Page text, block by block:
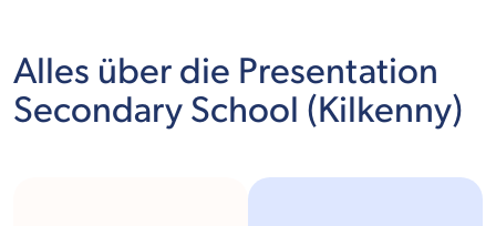
Alles über die Presentation
Secondary School (Kilkenny)